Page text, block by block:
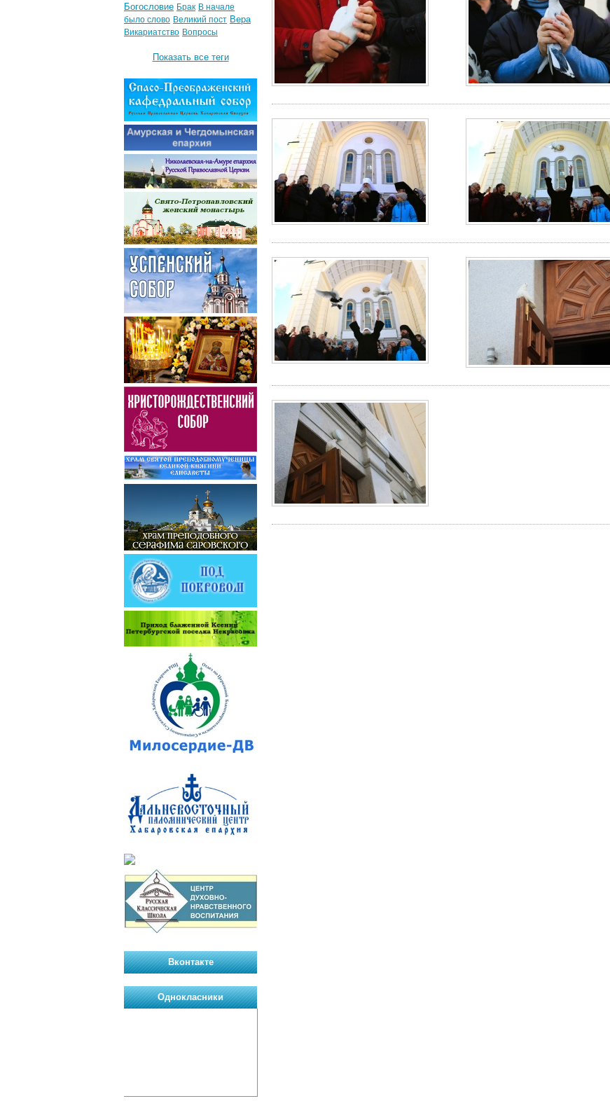
Богословие Брак В начале
было слово Великий пост Вера
Викариатство Вопросы
Показать все теги
Вконтакте
Однокласники